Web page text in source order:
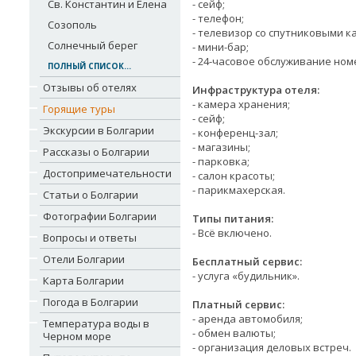
Св. Константин и Елена
Созополь
Солнечный берег
ПОЛНЫЙ СПИСОК...
Отзывы об отелях
Горящие туры
Экскурсии в Болгарии
Рассказы о Болгарии
Достопримечательности
Статьи о Болгарии
Фотографии Болгарии
Вопросы и ответы
Отели Болгарии
Карта Болгарии
Погода в Болгарии
Температура воды в
Черном море
- сейф;
- телефон;
- телевизор со спутниковыми
- мини-бар;
- 24-часовое обслуживание
Инфраструктура отеля:
- камера хранения;
- сейф;
- конференц-зал;
- магазины;
- парковка;
- салон красоты;
- парикмахерская.
Типы питания:
- Всё включено.
Бесплатный сервис:
- услуга «будильник».
Платный сервис:
- аренда автомобиля;
- обмен валюты;
- организация деловых встреч.